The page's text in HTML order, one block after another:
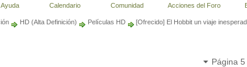
HD (Alta Definición) Películas HD [Ofrecido] El Hobbit un viaje
Página 5
Ayuda Calendario Comunidad Acciones del Foro